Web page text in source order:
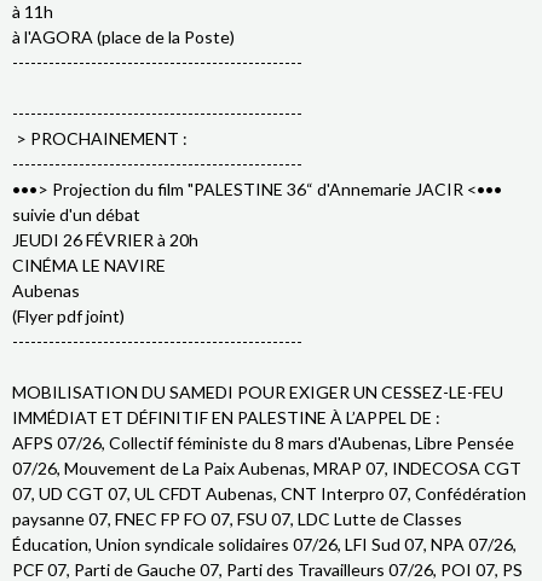
à 11h
à l'AGORA (place de la Poste)
------------------------------------------------
------------------------------------------------
> PROCHAINEMENT :
------------------------------------------------
•••> Projection du film "PALESTINE 36“ d'Annemarie JACIR <•••
suivie d'un débat
JEUDI 26 FÉVRIER à 20h
CINÉMA LE NAVIRE
Aubenas
(Flyer pdf joint)
------------------------------------------------
MOBILISATION DU SAMEDI POUR EXIGER UN CESSEZ-LE-FEU
IMMÉDIAT ET DÉFINITIF EN PALESTINE À L’APPEL DE :
AFPS 07/26, Collectif féministe du 8 mars d'Aubenas, Libre Pensée
07/26, Mouvement de La Paix Aubenas, MRAP 07, INDECOSA CGT
07, UD CGT 07, UL CFDT Aubenas, CNT Interpro 07, Confédération
paysanne 07, FNEC FP FO 07, FSU 07, LDC Lutte de Classes
Éducation, Union syndicale solidaires 07/26, LFI Sud 07, NPA 07/26,
PCF 07, Parti de Gauche 07, Parti des Travailleurs 07/26, POI 07, PS